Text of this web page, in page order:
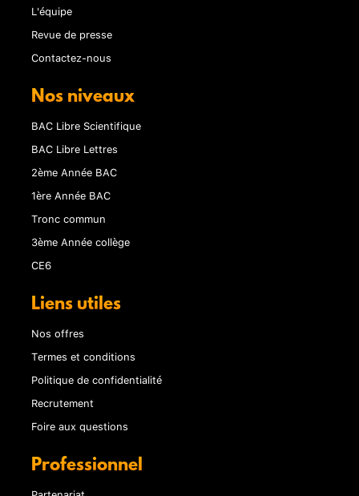
L'équipe
Revue de presse
Contactez-nous
Nos niveaux
BAC Libre Scientifique
BAC Libre Lettres
2ème Année BAC
1ère Année BAC
Tronc commun
3ème Année collège
CE6
Liens utiles
Nos offres
Termes et conditions
Politique de confidentialité
Recrutement
Foire aux questions
Professionnel